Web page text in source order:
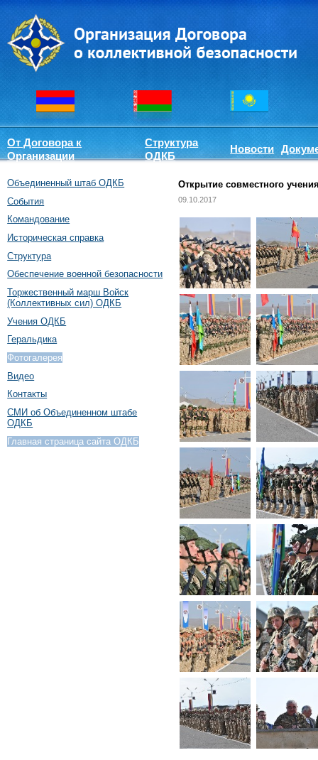
От Договора к
Организации
Структура
ОДКБ
Новости
Объединенный штаб ОДКБ
События
Командование
Историческая справка
Структура
Обеспечение военной безопасности
Торжественный марш Войск
(Коллективных сил) ОДКБ
Учения ОДКБ
Геральдика
Фотогалерея
Видео
Контакты
СМИ об Объединенном штабе
ОДКБ
Главная страница сайта ОДКБ
Открытие совместного
09.10.2017